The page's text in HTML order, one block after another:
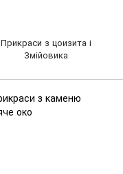
Прикраси з цоизита і
Змійовика